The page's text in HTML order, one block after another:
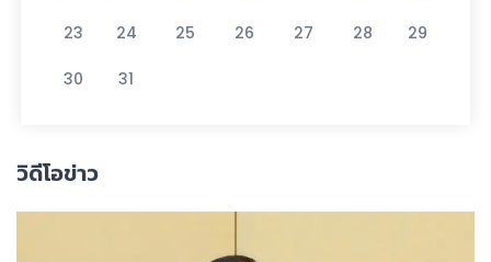
23 24 25 26 27 28 29
30 31
วิดีโอข่าว